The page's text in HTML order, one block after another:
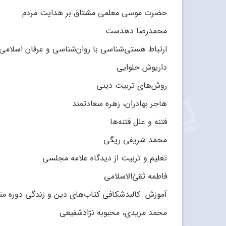
حضرت موسی معلمی مشتاق بر هدایت مردم
محمدرضا دهدست
ارتباط هستی‌شناسی با روان‌شناسی و عرفان اسلامی
داریوش حلوایی
روش‌های تربیت دینی
هاجر بهادران، زهره سعادتمند
فتنه و علل فتنه‌ها
محمد شریفی ریگی
تعلیم و تربیت از دیدگاه علامه مجلسی
فاطمه ثقئ‌الاسلامی
آموزش کالبدشکافی کتاب‌های دین و زندگی دوره
محمد مزیدی، محبوبه نژادشفیعی